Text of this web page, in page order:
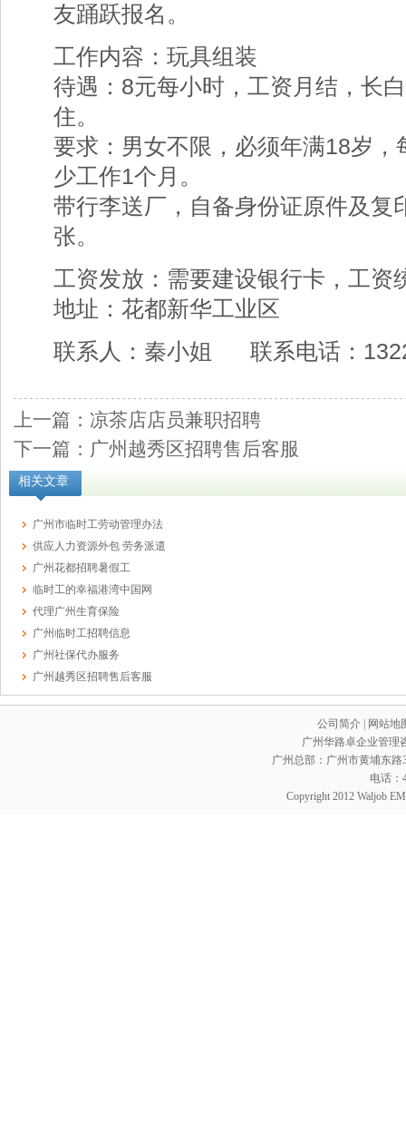
友踊跃报名。
工作内容：玩具组装
待遇：8元每小时，工资月结，长
住。
要求：男女不限，必须年满18岁，
少工作1个月。
带行李送厂，自备身份证原件及复
张。
工资发放：需要建设银行卡，工资
地址：花都新华工业区
联系人：秦小姐 联系电话：
上一篇：凉茶店店员兼职招聘
下一篇：广州越秀区招聘售后客服
相关文章
广州市临时工劳动管理办法
供应人力资源外包 劳务派遣
广州花都招聘暑假工
临时工的幸福港湾中国网
代理广州生育保险
广州临时工招聘信息
广州社保代办服务
广州越秀区招聘售后客服
公司简介
网站地
广州华路卓企业管理
广州总部：广州市黄埔东路
电话：
Copyright 2012 Waljob